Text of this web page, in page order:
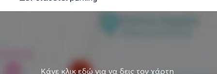
Κάνε κλικ εδώ για να δεις τον χάρτη